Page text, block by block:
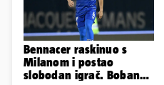
Bennacer raskinuo s
Milanom i postao
slobodan igrač. Boban